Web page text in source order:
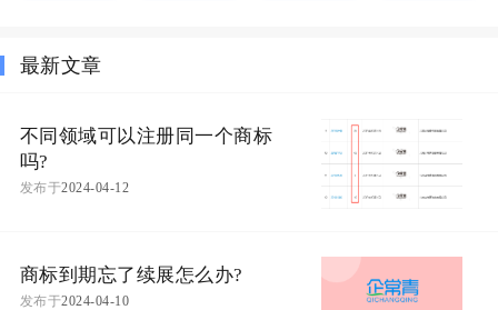
最新文章
不同领域可以注册同一个商标
吗?
发布于2024-04-12
商标到期忘了续展怎么办?
发布于2024-04-10